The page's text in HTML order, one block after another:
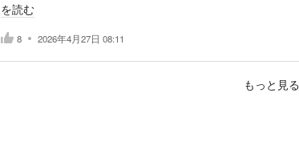
を読む
8 2026年4月27日 08:11
もっと見る